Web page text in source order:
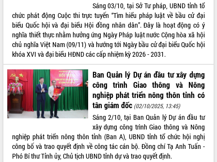
Họp báo thông tin về Hội nghị Công bố
Quy hoạch và Xúc tiến đầu tư tỉnh Đắk
Lắk
Khơi thông điểm nghẽn, đẩy nhanh
giải ngân vốn khắc phục thiên tai
HĐND tỉnh thông qua điều chỉnh Quy
hoạch tỉnh thời kỳ 2021-2030
Hội thảo góp ý hồ sơ điều chỉnh quy
hoạch tỉnh Đắk Lắk thời kỳ 2021-2030,
tầm nhìn đến năm 2050
Nâng cao hiệu quả hoạt động của các
Hội nghị triển khai kết nối mạng
truyền số liệu chuyên dùng phục vụ cơ
quan Đảng, Nhà nước
Sáng 03/10, tại Sở Tư pháp, UBND tỉnh tổ
chức phát động Cuộc thi trực tuyến “Tìm hiểu pháp luật về bầu cử đại
biểu Quốc hội và đại biểu Hội đồng nhân dân”. Đây là hoạt động có ý
nghĩa thiết thực nhằm hưởng ứng Ngày Pháp luật nước Cộng hòa xã hội
chủ nghĩa Việt Nam (09/11) và hướng tới Ngày bầu cử đại biểu Quốc hội
khóa XVI và đại biểu HĐND các cấp nhiệm kỳ 2026 - 2031.
Ban Quản lý Dự án đầu tư xây dựng
công trình Giao thông và Nông
nghiệp phát triển nông thôn tỉnh có
tân giám đốc (02/10/2025, 13:45)
Sáng 2/10, tại Ban Quản lý Dự án đầu tư
xây dựng công trình Giao thông và Nông
nghiệp phát triển nông thôn tỉnh (Ban A), UBND tỉnh tổ chức hội nghị
công bố và trao quyết định về công tác cán bộ. Đồng chí Tạ Anh Tuấn -
Phó Bí thư Tỉnh ủy, Chủ tịch UBND tỉnh dự và trao quyết định.